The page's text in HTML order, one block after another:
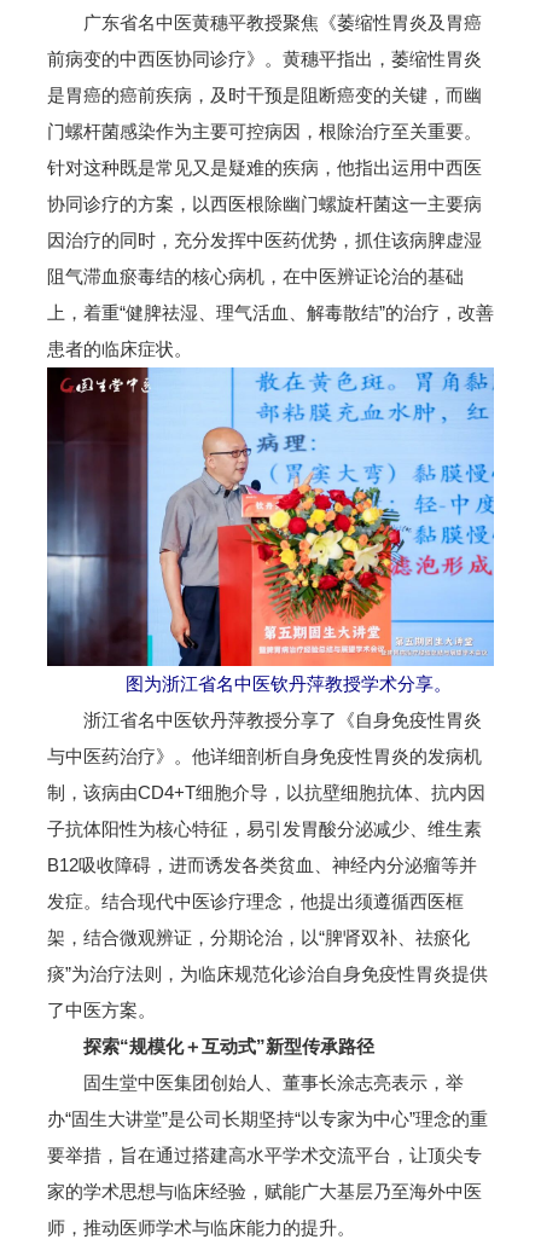
广东省名中医黄穗平教授聚焦《萎缩性胃炎及胃癌
前病变的中西医协同诊疗》。黄穗平指出，萎缩性胃炎
是胃癌的癌前疾病，及时干预是阻断癌变的关键，而幽
门螺杆菌感染作为主要可控病因，根除治疗至关重要。
针对这种既是常见又是疑难的疾病，他指出运用中西医
协同诊疗的方案，以西医根除幽门螺旋杆菌这一主要病
因治疗的同时，充分发挥中医药优势，抓住该病脾虚湿
阻气滞血瘀毒结的核心病机，在中医辨证论治的基础
上，着重“健脾祛湿、理气活血、解毒散结”的治疗，改善
患者的临床症状。
图为浙江省名中医钦丹萍教授学术分享。
浙江省名中医钦丹萍教授分享了《自身免疫性胃炎
与中医药治疗》。他详细剖析自身免疫性胃炎的发病机
制，该病由CD4+T细胞介导，以抗壁细胞抗体、抗内因
子抗体阳性为核心特征，易引发胃酸分泌减少、维生素
B12吸收障碍，进而诱发各类贫血、神经内分泌瘤等并
发症。结合现代中医诊疗理念，他提出须遵循西医框
架，结合微观辨证，分期论治，以“脾肾双补、祛瘀化
痰”为治疗法则，为临床规范化诊治自身免疫性胃炎提供
了中医方案。
探索“规模化＋互动式”新型传承路径
固生堂中医集团创始人、董事长涂志亮表示，举
办“固生大讲堂”是公司长期坚持“以专家为中心”理念的重
要举措，旨在通过搭建高水平学术交流平台，让顶尖专
家的学术思想与临床经验，赋能广大基层乃至海外中医
师，推动医师学术与临床能力的提升。